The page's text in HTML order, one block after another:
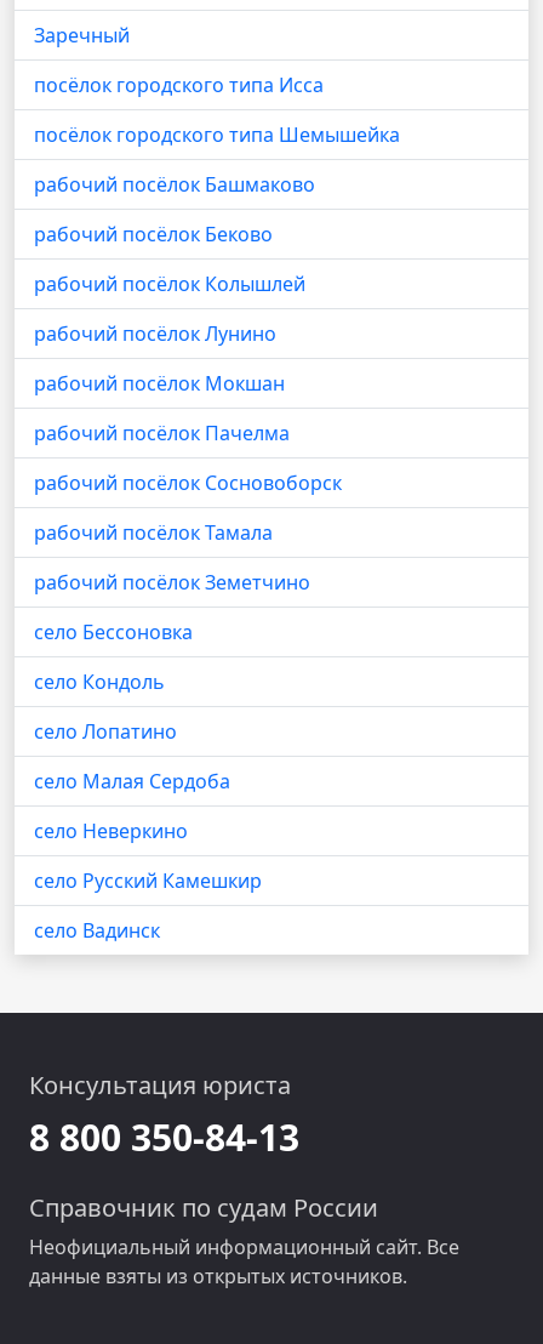
Заречный
посёлок городского типа Исса
посёлок городского типа Шемышейка
рабочий посёлок Башмаково
рабочий посёлок Беково
рабочий посёлок Колышлей
рабочий посёлок Лунино
рабочий посёлок Мокшан
рабочий посёлок Пачелма
рабочий посёлок Сосновоборск
рабочий посёлок Тамала
рабочий посёлок Земетчино
село Бессоновка
село Кондоль
село Лопатино
село Малая Сердоба
село Неверкино
село Русский Камешкир
село Вадинск
Консультация юриста
8 800 350-84-13
Справочник по судам России
Неофициальный информационный сайт. Все
данные взяты из открытых источников.